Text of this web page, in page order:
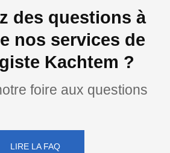
des questions à
nos services de
Kachtem ?
foire aux questions
LIRE LA FAQ